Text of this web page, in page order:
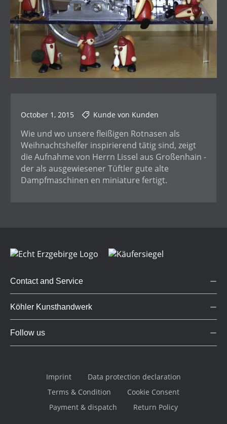
October 1, 2015 Kunde von Kunden
Wie und wo unsere fleißigen Rotnasen als
Weihnachtshelfer inspirierend tätig sind, zeigt
die Aufnahme von Herrn Lissel aus Großenhain -
der als ausgewiesener Tüftler gute alte
Dampfmaschinen en miniature fertigt.
Contact and Service
Köhler Kunsthandwerk
Follow us
Imprint
Data protection declaration
Terms & Condition
Cookie Consent
Payment & dispatch
Return Policy